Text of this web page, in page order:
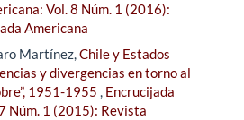
Vol. 8 Núm. 1 (2016):
Americana
Martínez,Chile y Estados
y divergencias en torno al
1951-1955 , Encrucijada
Núm. 1 (2015): Revista